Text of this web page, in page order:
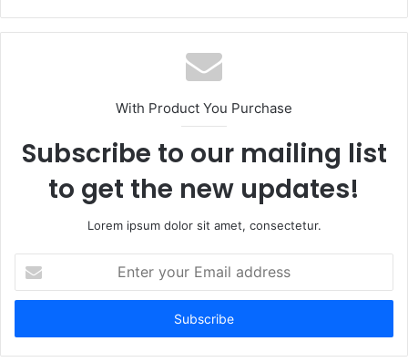
b
s
i
e
With Product You Purchase
Subscribe to our mailing list
to get the new updates!
Lorem ipsum dolor sit amet, consectetur.
t
r
y